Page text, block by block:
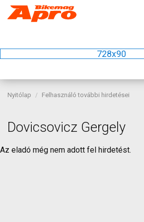
728x90
Nyitólap Felhasználó további hirdetései
Dovicsovicz Gergely
Az eladó még nem adott fel hirdetést.